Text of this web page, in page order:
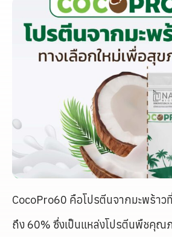
CocoPro60 คือโปรตีนจากมะพร้า
ถึง 60% ซึ่งเป็นแหล่งโปรตีนพืชคุณ